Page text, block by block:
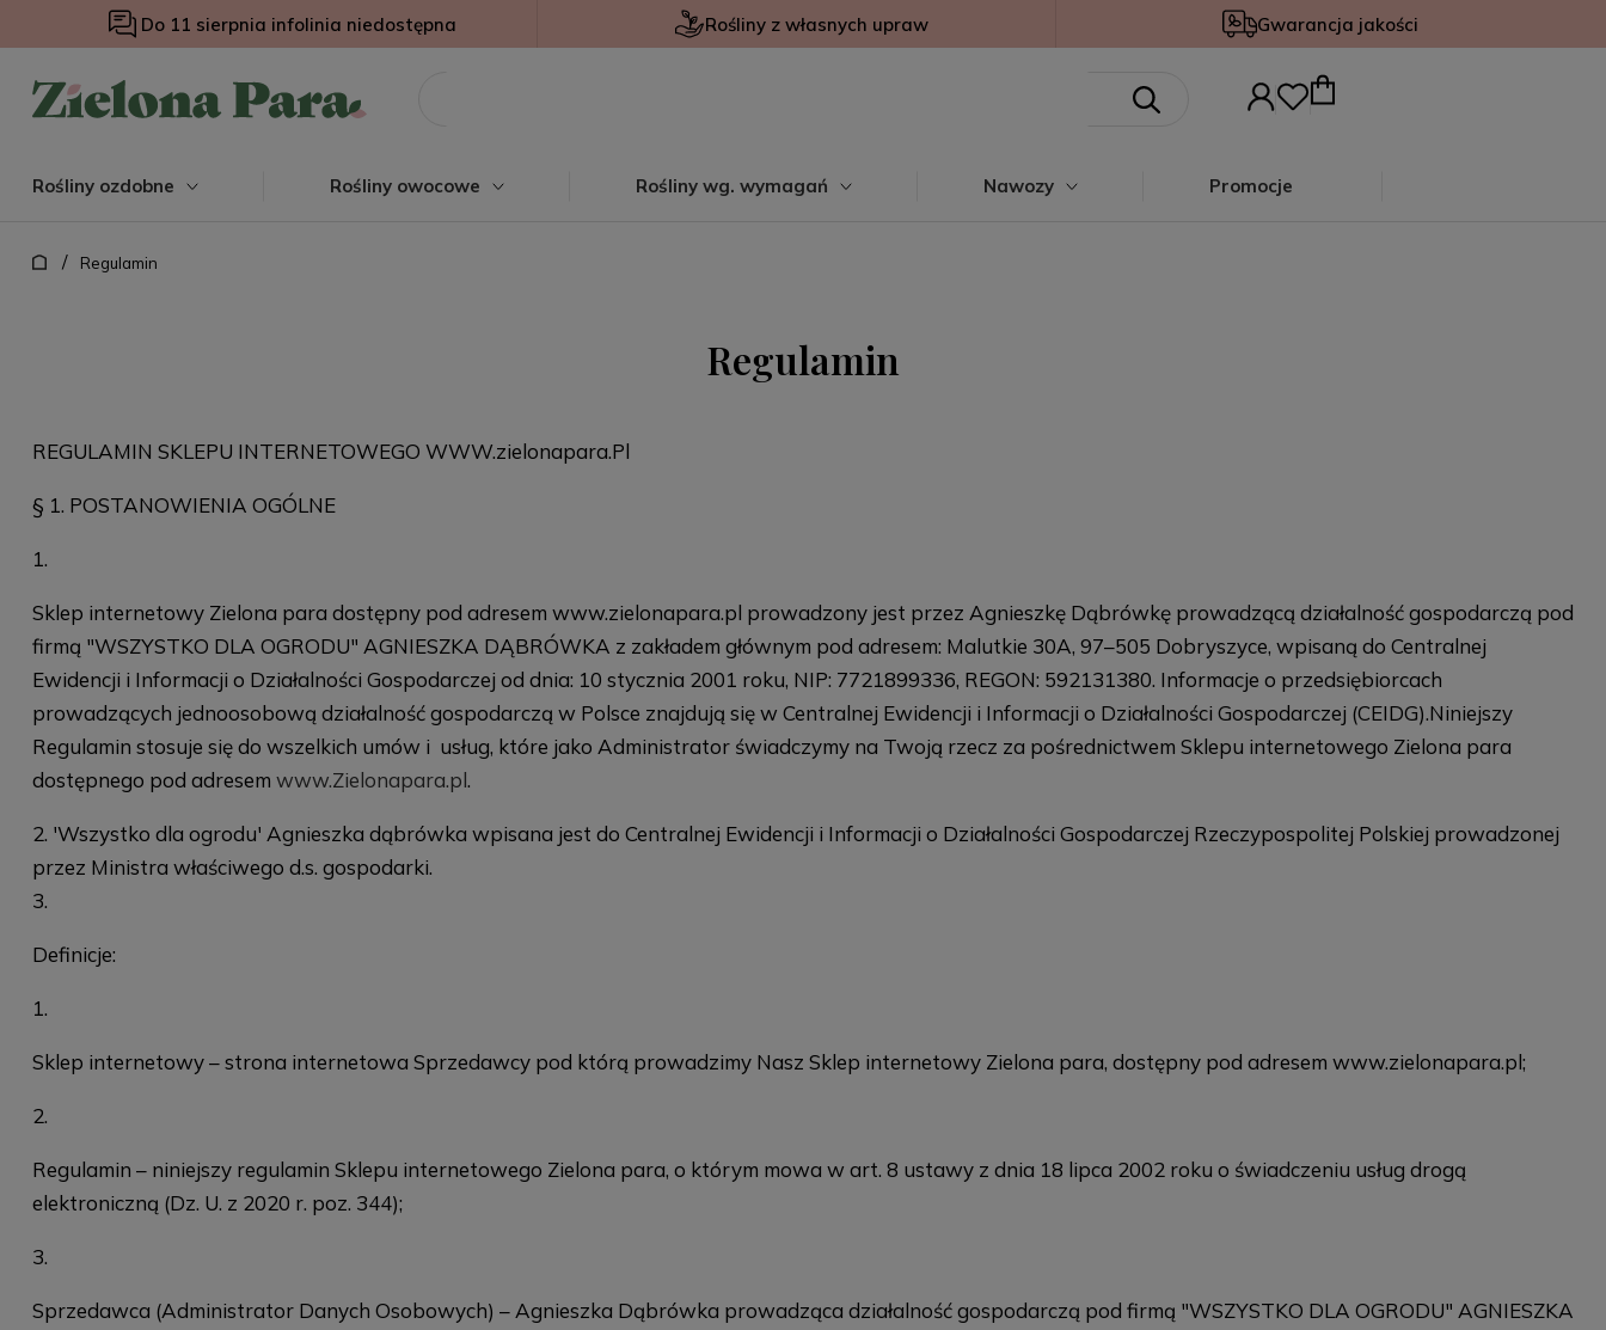
Do 11 sierpnia infolinia niedostępna Rośliny z własnych upraw Gwarancja jakości
Rośliny ozdobne Rośliny owocowe Rośliny wg. wymagań Nawozy Promocje
/ Regulamin
Regulamin
REGULAMIN SKLEPU INTERNETOWEGO WWW.zielonapara.Pl
§ 1. POSTANOWIENIA OGÓLNE
Sklep internetowy Zielona para dostępny pod adresem www.zielonapara.pl prowadzony jest przez Agnieszkę Dąbrówkę prowadzącą działalność gospodarczą pod
firmą "WSZYSTKO DLA OGRODU" AGNIESZKA DĄBRÓWKA z zakładem głównym pod adresem: Malutkie 30A, 97–505 Dobryszyce, wpisaną do Centralnej
Ewidencji i Informacji o Działalności Gospodarczej od dnia: 10 stycznia 2001 roku, NIP: 7721899336, REGON: 592131380. Informacje o przedsiębiorcach
prowadzących jednoosobową działalność gospodarczą w Polsce znajdują się w Centralnej Ewidencji i Informacji o Działalności Gospodarczej (CEIDG).Niniejszy
Regulamin stosuje się do wszelkich umów i usług, które jako Administrator świadczymy na Twoją rzecz za pośrednictwem Sklepu internetowego Zielona para
dostępnego pod adresem www.Zielonapara.pl.
'Wszystko dla ogrodu' Agnieszka dąbrówka wpisana jest do Centralnej Ewidencji i Informacji o Działalności Gospodarczej Rzeczypospolitej Polskiej prowadzonej
przez Ministra właściwego d.s. gospodarki.
Definicje:
Sklep internetowy – strona internetowa Sprzedawcy pod którą prowadzimy Nasz Sklep internetowy Zielona para, dostępny pod adresem www.zielonapara.pl;
Regulamin – niniejszy regulamin Sklepu internetowego Zielona para, o którym mowa w art. 8 ustawy z dnia 18 lipca 2002 roku o świadczeniu usług drogą
elektroniczną (Dz. U. z 2020 r. poz. 344);
Sprzedawca (Administrator Danych Osobowych) – Agnieszka Dąbrówka prowadząca działalność gospodarczą pod firmą "WSZYSTKO DLA OGRODU" AGNIESZKA